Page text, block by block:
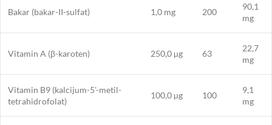
Bakar (bakar-II-sulfat) 1,0 mg 200
90,1
mg
Vitamin A (β-karoten) 250,0 µg 63
22,7
mg
Vitamin B9 (kalcijum-5'-metil-
tetrahidrofolat)
100,0 µg 100
9,1
mg